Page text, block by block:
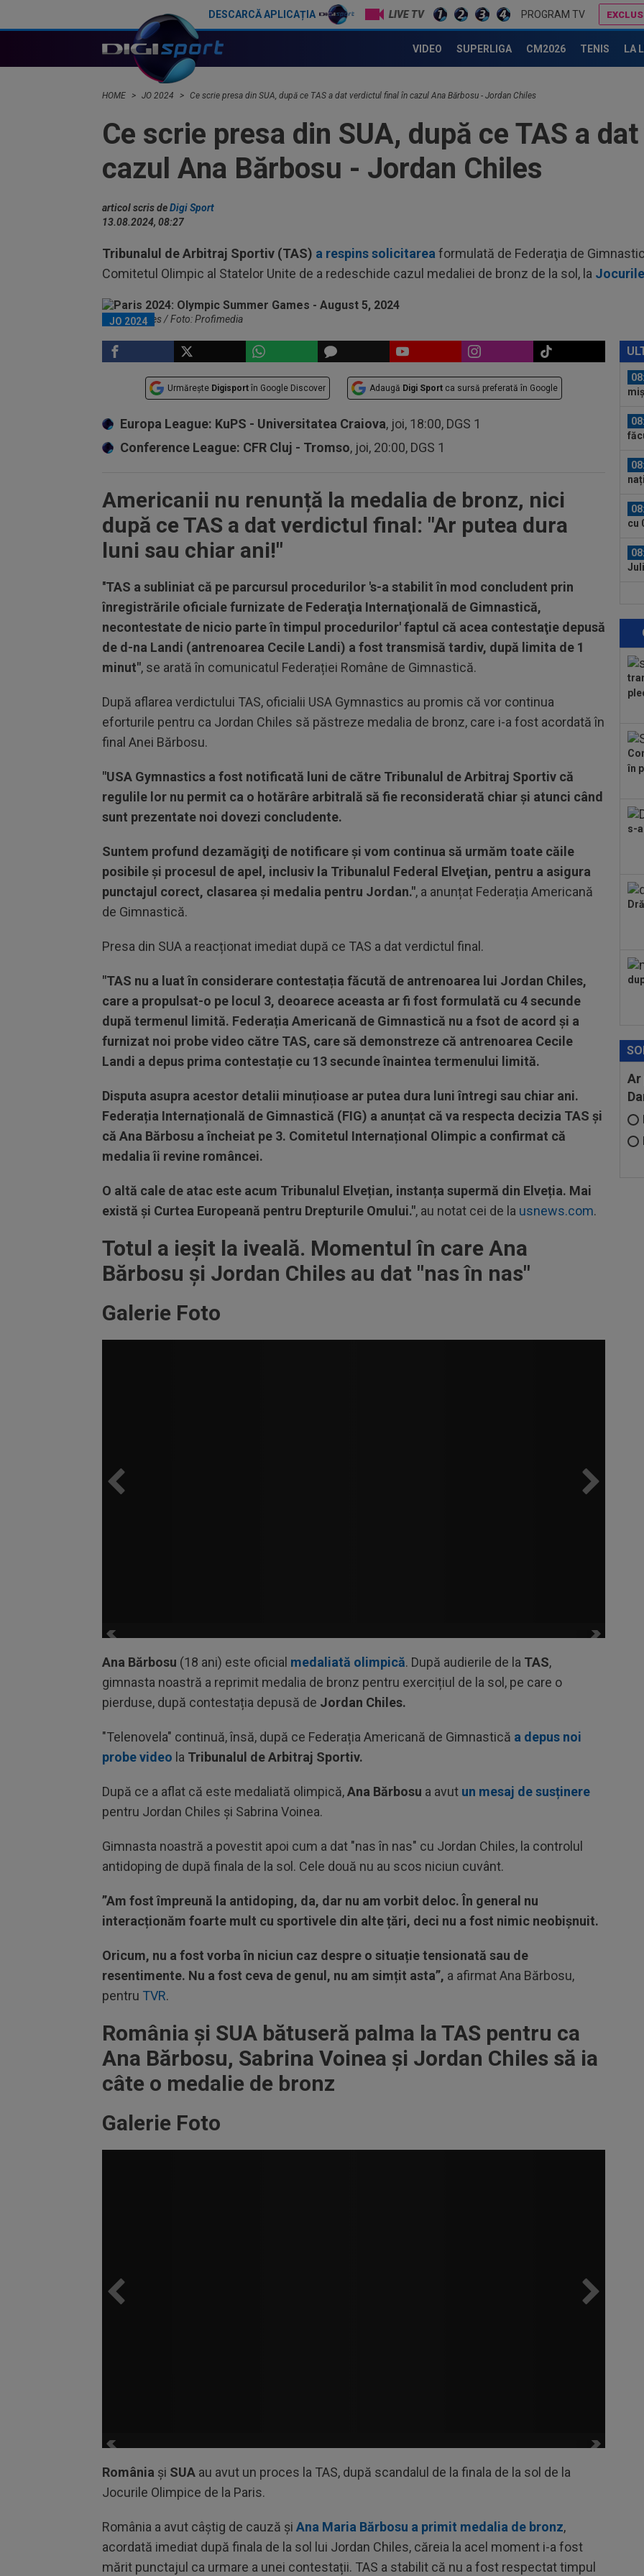
DESCARCĂ APLICAȚIA LIVE TV PROGRAM TV
VIDEO SUPERLIGA CM2026 TENIS LA
HOME JO 2024 Ce scrie presa din SUA, după ce TAS a dat verdictul final în cazul Ana Bărbosu - Jordan Chiles
Ce scrie presa din SUA, după ce TAS a
cazul Ana Bărbosu - Jordan Chiles
articol scris deDigi Sport
13.08.2024, 08:27
Tribunalul de Arbitraj Sportiv (TAS) a respins solicitarea formulată de Federaţia de
Comitetul Olimpic al Statelor Unite de a redeschide cazul medaliei de bronz de la sol, la
JO 2024
Jordan Chiles / Foto: Profimedia
Urmărește Digisport în Google Discover Adaugă Digi Sport ca sursă preferată în Google
Europa League: KuPS - Universitatea Craiova, joi, 18:00, DGS 1
Conference League: CFR Cluj - Tromso, joi, 20:00, DGS 1
Americanii nu renunță la medalia de bronz, nici
după ce TAS a dat verdictul final: "Ar putea dura
luni sau chiar ani!"
''TAS a subliniat că pe parcursul procedurilor 's-a stabilit în mod concludent prin
înregistrările oficiale furnizate de Federaţia Internaţională de Gimnastică,
necontestate de nicio parte în timpul procedurilor' faptul că acea contestaţie depusă
de d-na Landi (antrenoarea Cecile Landi) a fost transmisă tardiv, după limita de 1
minut", se arată în comunicatul Federației Române de Gimnastică.
După aflarea verdictului TAS, oficialii USA Gymnastics au promis că vor continua
eforturile pentru ca Jordan Chiles să păstreze medalia de bronz, care i-a fost acordată în
final Anei Bărbosu.
"USA Gymnastics a fost notificată luni de către Tribunalul de Arbitraj Sportiv că
regulile lor nu permit ca o hotărâre arbitrală să fie reconsiderată chiar şi atunci când
sunt prezentate noi dovezi concludente.
Suntem profund dezamăgiţi de notificare şi vom continua să urmăm toate căile
posibile şi procesul de apel, inclusiv la Tribunalul Federal Elveţian, pentru a asigura
punctajul corect, clasarea şi medalia pentru Jordan.", a anunțat Federația Americană
de Gimnastică.
Presa din SUA a reacționat imediat după ce TAS a dat verdictul final.
"TAS nu a luat în considerare contestația făcută de antrenoarea lui Jordan Chiles,
care a propulsat-o pe locul 3, deoarece aceasta ar fi fost formulată cu 4 secunde
după termenul limită. Federația Americană de Gimnastică nu a fsot de acord și a
furnizat noi probe video către TAS, care să demonstreze că antrenoarea Cecile
Landi a depus prima contestație cu 13 secunde înaintea termenului limită.
Disputa asupra acestor detalii minuțioase ar putea dura luni întregi sau chiar ani.
Federația Internațională de Gimnastică (FIG) a anunțat că va respecta decizia TAS și
că Ana Bărbosu a încheiat pe 3. Comitetul Internațional Olimpic a confirmat că
medalia îi revine româncei.
O altă cale de atac este acum Tribunalul Elvețian, instanța supermă din Elveția. Mai
există și Curtea Europeană pentru Drepturile Omului.", au notat cei de la usnews.com.
Totul a ieșit la iveală. Momentul în care Ana
Bărbosu și Jordan Chiles au dat "nas în nas"
Galerie Foto
Ana Bărbosu (18 ani) este oficial medaliată olimpică. După audierile de la TAS,
gimnasta noastră a reprimit medalia de bronz pentru exercițiul de la sol, pe care o
pierduse, după contestația depusă de Jordan Chiles.
"Telenovela" continuă, însă, după ce Federația Americană de Gimnastică a depus noi
probe video la Tribunalul de Arbitraj Sportiv.
După ce a aflat că este medaliată olimpică,Ana Bărbosu a avut un mesaj de susținere
pentru Jordan Chiles și Sabrina Voinea.
Gimnasta noastră a povestit apoi cum a dat "nas în nas" cu Jordan Chiles, la controlul
antidoping de după finala de la sol. Cele două nu au scos niciun cuvânt.
”Am fost împreună la antidoping, da, dar nu am vorbit deloc. În general nu
interacționăm foarte mult cu sportivele din alte țări, deci nu a fost nimic neobișnuit.
Oricum, nu a fost vorba în niciun caz despre o situație tensionată sau de
resentimente. Nu a fost ceva de genul, nu am simțit asta”, a afirmat Ana Bărbosu,
pentru TVR.
România și SUA bătuseră palma la TAS pentru ca
Ana Bărbosu, Sabrina Voinea și Jordan Chiles să ia
câte o medalie de bronz
Galerie Foto
România și SUA au avut un proces la TAS, după scandalul de la finala de la sol de la
Jocurile Olimpice de la Paris.
România a avut câștig de cauză și Ana Maria Bărbosu a primit medalia de bronz,
acordată imediat după finala de la sol lui Jordan Chiles, căreia la acel moment i-a fost
mărit punctajul ca urmare a unei contestații. TAS a stabilit că nu a fost respectat timpul
cu
în
s-
Ar